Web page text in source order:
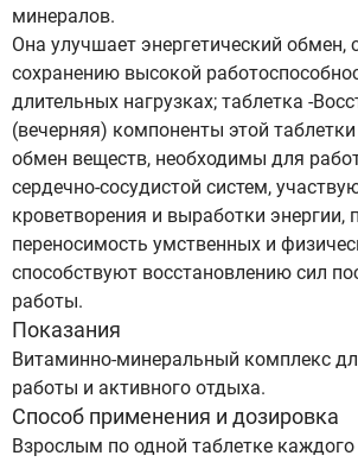
минералов.
Она улучшает энергетический обмен,
сохранению высокой
длительных нагрузках; таблетка -
(вечерняя) компоненты этой
обмен веществ, необходимы для
сердечно-сосудистой систем,
кроветворения и выработки
переносимость умственных и
способствуют восстановлению сил
работы.
Показания
Витаминно-минеральный комплекс
работы и активного отдыха.
Способ применения и дозировка
Взрослым по одной таблетке